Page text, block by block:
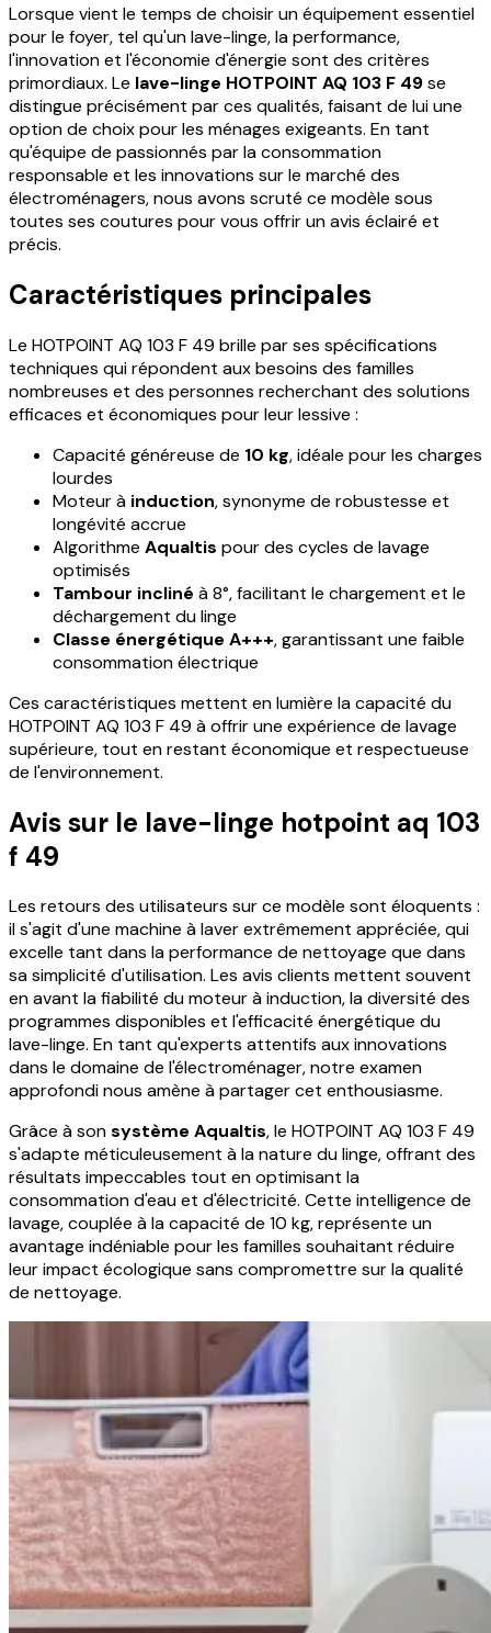
Lorsque vient le temps de choisir un équipement essentiel
pour le foyer, tel qu'un lave-linge, la performance,
l'innovation et l'économie d'énergie sont des critères
primordiaux. Le lave-linge HOTPOINT AQ 103 F 49se
distingue précisément par ces qualités, faisant de lui une
option de choix pour les ménages exigeants. En tant
qu'équipe de passionnés par la consommation
responsable et les innovations sur le marché des
électroménagers, nous avons scruté ce modèle sous
toutes ses coutures pour vous offrir un avis éclairé et
précis.
Caractéristiques principales
Le HOTPOINT AQ 103 F 49 brille par ses spécifications
techniques qui répondent aux besoins des familles
nombreuses et des personnes recherchant des solutions
efficaces et économiques pour leur lessive :
Capacité généreuse de 10 kg, idéale pour les charges
lourdes
Moteur à induction, synonyme de robustesse et
longévité accrue
Algorithme Aqualtis pour des cycles de lavage
optimisés
Tambour incliné à 8°, facilitant le chargement et le
déchargement du linge
Classe énergétique A+++, garantissant une faible
consommation électrique
Ces caractéristiques mettent en lumière la capacité du
HOTPOINT AQ 103 F 49 à offrir une expérience de lavage
supérieure, tout en restant économique et respectueuse
de l'environnement.
Avis sur le lave-linge hotpoint aq 103
f 49
Les retours des utilisateurs sur ce modèle sont éloquents :
il s'agit d'une machine à laver extrêmement appréciée, qui
excelle tant dans la performance de nettoyage que dans
sa simplicité d'utilisation. Les avis clients mettent souvent
en avant la fiabilité du moteur à induction, la diversité des
programmes disponibles et l'efficacité énergétique du
lave-linge. En tant qu'experts attentifs aux innovations
dans le domaine de l'électroménager, notre examen
approfondi nous amène à partager cet enthousiasme.
Grâce à sonsystème Aqualtis, le HOTPOINT AQ 103 F 49
s'adapte méticuleusement à la nature du linge, offrant des
résultats impeccables tout en optimisant la
consommation d'eau et d'électricité. Cette intelligence de
lavage, couplée à la capacité de 10 kg, représente un
avantage indéniable pour les familles souhaitant réduire
leur impact écologique sans compromettre sur la qualité
de nettoyage.